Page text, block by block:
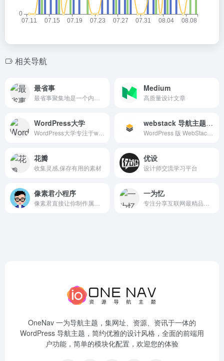
相关导航
最省事 Medium
高质量设计文章
WordPress大学 webstack 导航主题开源版
花瓣
收集灵感,保存有用的素材
优设
设计师交流学习平台
像素君小程序 一为忆
OneNav 一为导航主题，集网址、资源、资讯于一体的
WordPress 导航主题，简约优雅的设计风格，全面的前端用
户功能，简单的模块化配置，欢迎您的体验